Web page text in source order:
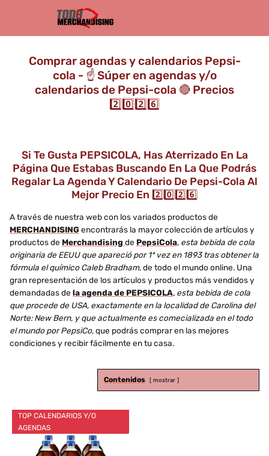
Comprar agendas y calendarios Pepsi-
cola - ☝️ Súper en agendas y/o
calendarios de Pepsi-cola 🔴 Precios
2️⃣0️⃣2️⃣6️⃣
Si Te Gusta PEPSICOLA, Has Aterrizado En La
Página Que Estabas Buscando En La Que Podrás
Regalar La Agenda Y Calendario De Pepsi-Cola Al
Mejor Precio En 2️⃣0️⃣2️⃣6️⃣
A través de nuestra web con los variados productos de
MERCHANDISINGencontrarás la mayor colección de artículos y
productos de Merchandising de PepsiCola, esta bebida de cola
originaria de EEUU que apareció por 1ª vez en 1893 tras obtener la
fórmula el químico Caleb Bradham,de todo el mundo online. Una
gran representación de los artículos y productos más vendidos y
demandadas de la agenda de PEPSICOLA, esta bebida de cola
que procede de USA, exactamente en la localidad de Carolina del
Norte: New Bern, y que actualmente es comecializada en el todo
el mundo por PepsiCo, que podrás comprar en las mejores
condiciones y recibir fácilmente en tu casa.
Contenidos mostrar
TOP CALENDARIOS Y/O
AGENDAS